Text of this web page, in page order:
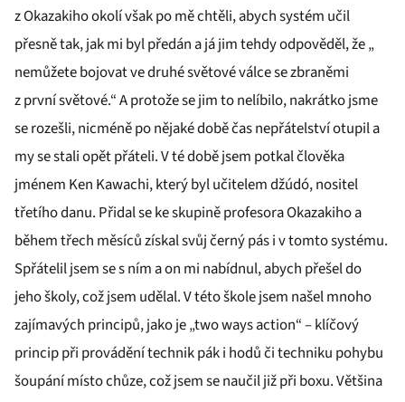
z Okazakiho okolí však po mě chtěli, abych systém učil
přesně tak, jak mi byl předán a já jim tehdy odpověděl, že „
nemůžete bojovat ve druhé světové válce se zbraněmi
z první světové.“ A protože se jim to nelíbilo, nakrátko jsme
se rozešli, nicméně po nějaké době čas nepřátelství otupil a
my se stali opět přáteli. V té době jsem potkal člověka
jménem Ken Kawachi, který byl učitelem džúdó, nositel
třetího danu. Přidal se ke skupině profesora Okazakiho a
během třech měsíců získal svůj černý pás i v tomto systému.
Spřátelil jsem se s ním a on mi nabídnul, abych přešel do
jeho školy, což jsem udělal. V této škole jsem našel mnoho
zajímavých principů, jako je „two ways action“ – klíčový
princip při provádění technik pák i hodů či techniku pohybu
šoupání místo chůze, což jsem se naučil již při boxu. Většina